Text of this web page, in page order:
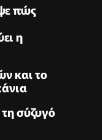
πώς
η
και το
σύζυγό